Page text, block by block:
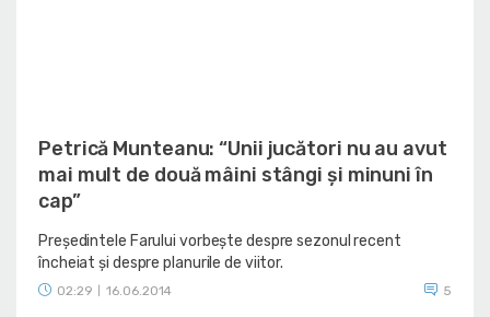
Petrică Munteanu: “Unii jucători nu au avut
mai mult de două mâini stângi şi minuni în
cap”
Președintele Farului vorbește despre sezonul recent
încheiat și despre planurile de viitor.
02:29 16.06.2014 5